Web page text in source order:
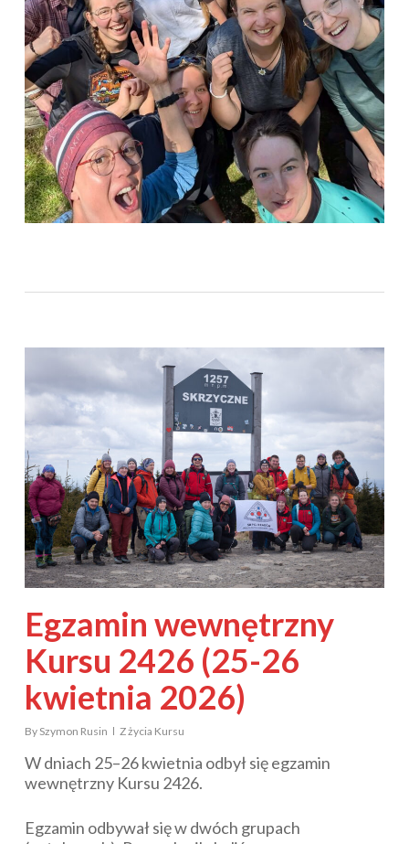
Egzamin wewnętrzny
Kursu 2426 (25-26
kwietnia 2026)
By Szymon Rusin Z życia Kursu
W dniach 25–26 kwietnia odbył się egzamin
wewnętrzny Kursu 2426.
Egzamin odbywał się w dwóch grupach